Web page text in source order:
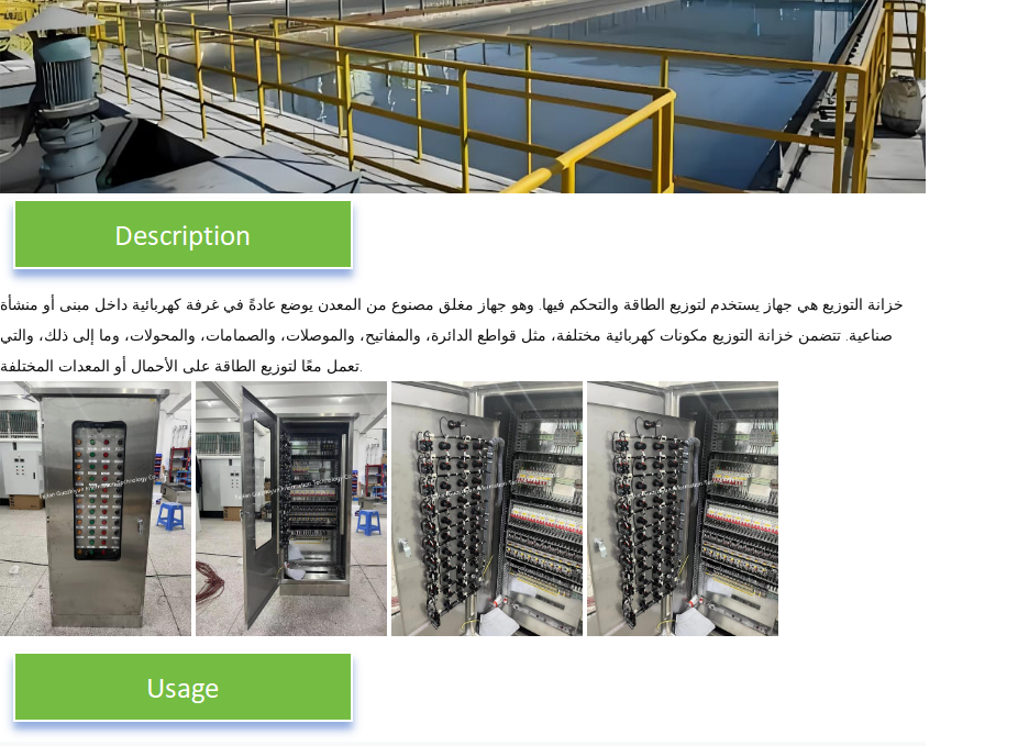
خزانة التوزيع هي جهاز يستخدم لتوزيع الطاقة والتحكم فيها. وهو جهاز مغلق مصنوع من المعدن يوضع عادةً في غرفة كهربائية داخل مبنى أو منشأة
صناعية. تتضمن خزانة التوزيع مكونات كهربائية مختلفة، مثل قواطع الدائرة، والمفاتيح، والموصلات، والصمامات، والمحولات، وما إلى ذلك، والتي
تعمل معًا لتوزيع الطاقة على الأحمال أو المعدات المختلفة.